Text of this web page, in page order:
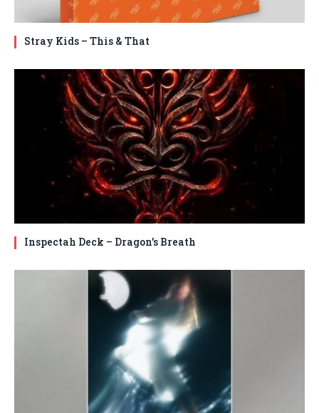
Stray Kids – This & That
Inspectah Deck – Dragon’s Breath